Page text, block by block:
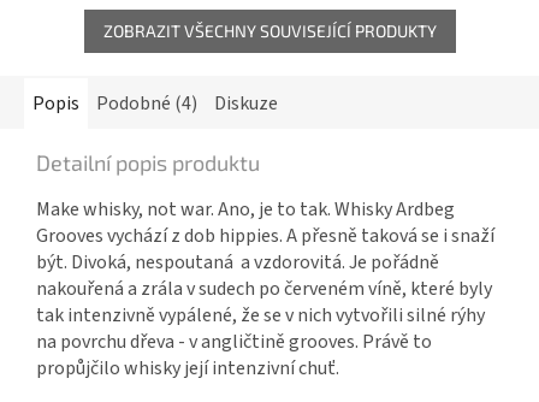
ZOBRAZIT VŠECHNY SOUVISEJÍCÍ PRODUKTY
Popis Podobné (4) Diskuze
Detailní popis produktu
Make whisky, not war. Ano, je to tak. Whisky Ardbeg
Grooves vychází z dob hippies. A přesně taková se i snaží
být. Divoká, nespoutaná a vzdorovitá. Je pořádně
nakouřená a zrála v sudech po červeném víně, které byly
tak intenzivně vypálené, že se v nich vytvořili silné rýhy
na povrchu dřeva - v angličtině grooves. Právě to
propůjčilo whisky její intenzivní chuť.